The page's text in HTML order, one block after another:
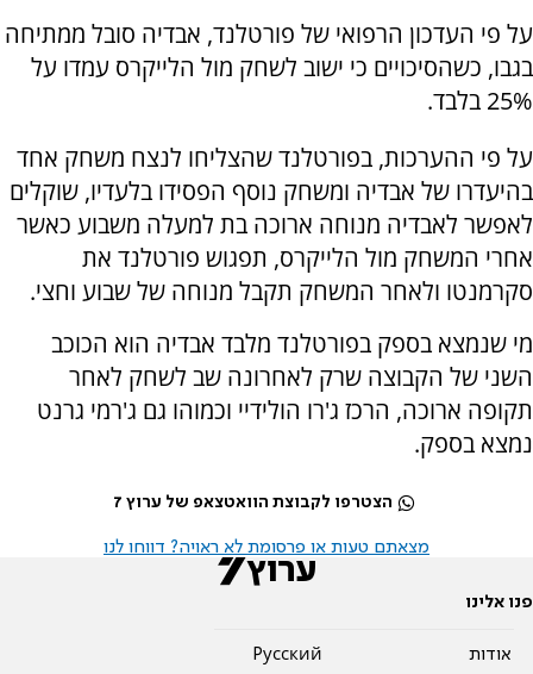
על פי העדכון הרפואי של פורטלנד, אבדיה סובל ממתיחה
בגבו, כשהסיכויים כי ישוב לשחק מול הלייקרס עמדו על
25% בלבד.
על פי ההערכות, בפורטלנד שהצליחו לנצח משחק אחד
בהיעדרו של אבדיה ומשחק נוסף הפסידו בלעדיו, שוקלים
לאפשר לאבדיה מנוחה ארוכה בת למעלה משבוע כאשר
אחרי המשחק מול הלייקרס, תפגוש פורטלנד את
סקרמנטו ולאחר המשחק תקבל מנוחה של שבוע וחצי.
מי שנמצא בספק בפורטלנד מלבד אבדיה הוא הכוכב
השני של הקבוצה שרק לאחרונה שב לשחק לאחר
תקופה ארוכה, הרכז ג'רו הולידיי וכמוהו גם ג'רמי גרנט
נמצא בספק.
הצטרפו לקבוצת הוואטצאפ של ערוץ 7
מצאתם טעות או פרסומת לא ראויה? דווחו לנו
פנו אלינו
אודות
Pусский